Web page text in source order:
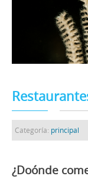
Categoría: principal
¿Doónde